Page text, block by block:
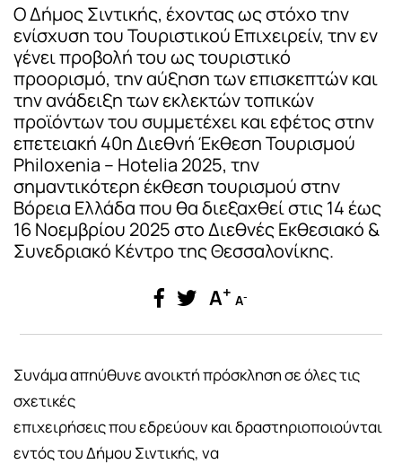
Ο Δήμος Σιντικής, έχοντας ως στόχο την
ενίσχυση του Τουριστικού Επιχειρείν, την εν
γένει προβολή του ως τουριστικό
προορισμό, την αύξηση των επισκεπτών και
την ανάδειξη των εκλεκτών τοπικών
προϊόντων του συμμετέχει και εφέτος στην
επετειακή 40η Διεθνή Έκθεση Τουρισμού
Philoxenia – Hotelia 2025, την
σημαντικότερη έκθεση τουρισμού στην
Βόρεια Ελλάδα που θα διεξαχθεί στις 14 έως
16 Νοεμβρίου 2025 στο Διεθνές Εκθεσιακό &
Συνεδριακό Κέντρο της Θεσσαλονίκης.
A+ A-
Συνάμα απηύθυνε ανοικτή πρόσκληση σε όλες τις
σχετικές
επιχειρήσεις που εδρεύουν και δραστηριοποιούνται
εντός του Δήμου Σιντικής, να